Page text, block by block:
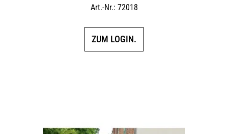
Art.-Nr.: 72018
ZUM LOGIN.